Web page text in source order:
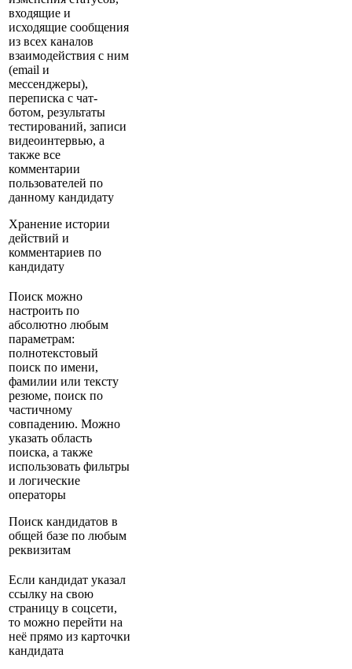
входящие и
исходящие сообщения
из всех каналов
взаимодействия с ним
(email и
мессенджеры),
переписка с чат-
ботом, результаты
тестирований, записи
видеоинтервью, а
также все
комментарии
пользователей по
данному кандидату
Хранение истории
действий и
комментариев по
кандидату
Поиск можно
настроить по
абсолютно любым
параметрам:
полнотекстовый
поиск по имени,
фамилии или тексту
резюме, поиск по
частичному
совпадению. Можно
указать область
поиска, а также
использовать фильтры
и логические
операторы
Поиск кандидатов в
общей базе по любым
реквизитам
Если кандидат указал
ссылку на свою
страницу в соцсети,
то можно перейти на
неё прямо из карточки
кандидата